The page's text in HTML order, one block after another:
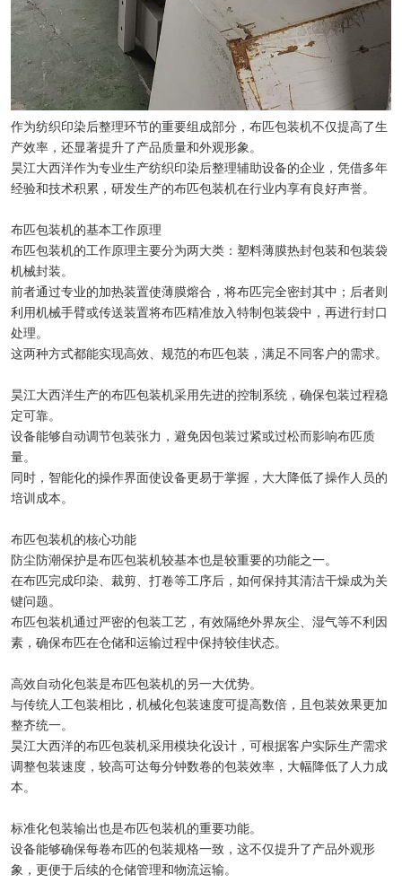
作为纺织印染后整理环节的重要组成部分，布匹包装机不仅提高了生
产效率，还显著提升了产品质量和外观形象。
昊江大西洋作为专业生产纺织印染后整理辅助设备的企业，凭借多年
经验和技术积累，研发生产的布匹包装机在行业内享有良好声誉。
布匹包装机的基本工作原理
布匹包装机的工作原理主要分为两大类：塑料薄膜热封包装和包装袋
机械封装。
前者通过专业的加热装置使薄膜熔合，将布匹完全密封其中；后者则
利用机械手臂或传送装置将布匹精准放入特制包装袋中，再进行封口
处理。
这两种方式都能实现高效、规范的布匹包装，满足不同客户的需求。
昊江大西洋生产的布匹包装机采用先进的控制系统，确保包装过程稳
定可靠。
设备能够自动调节包装张力，避免因包装过紧或过松而影响布匹质
量。
同时，智能化的操作界面使设备更易于掌握，大大降低了操作人员的
培训成本。
布匹包装机的核心功能
防尘防潮保护是布匹包装机较基本也是较重要的功能之一。
在布匹完成印染、裁剪、打卷等工序后，如何保持其清洁干燥成为关
键问题。
布匹包装机通过严密的包装工艺，有效隔绝外界灰尘、湿气等不利因
素，确保布匹在仓储和运输过程中保持较佳状态。
高效自动化包装是布匹包装机的另一大优势。
与传统人工包装相比，机械化包装速度可提高数倍，且包装效果更加
整齐统一。
昊江大西洋的布匹包装机采用模块化设计，可根据客户实际生产需求
调整包装速度，较高可达每分钟数卷的包装效率，大幅降低了人力成
本。
标准化包装输出也是布匹包装机的重要功能。
设备能够确保每卷布匹的包装规格一致，这不仅提升了产品外观形
象，更便于后续的仓储管理和物流运输。